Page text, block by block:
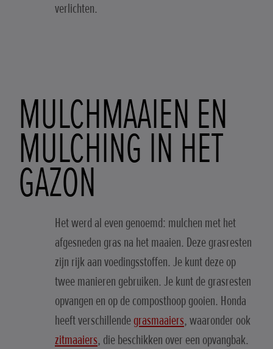
verlichten.
MULCHMAAIEN EN
MULCHING IN HET
GAZON
Het werd al even genoemd: mulchen met het
afgesneden gras na het maaien. Deze grasresten
zijn rijk aan voedingsstoffen. Je kunt deze op
twee manieren gebruiken. Je kunt de grasresten
opvangen en op de composthoop gooien. Honda
heeft verschillendegrasmaaiers, waaronder ook
zitmaaiers, die beschikken over een opvangbak.